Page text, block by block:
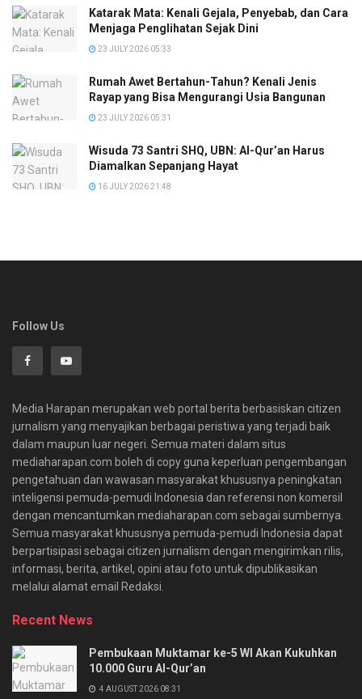
Katarak Mata: Kenali Gejala, Penyebab, dan Cara
Menjaga Penglihatan Sejak Dini
23 JULY 2026 05:33
Rumah Awet Bertahun-Tahun? Kenali Jenis
Rayap yang Bisa Mengurangi Usia Bangunan
23 JULY 2026 05:31
Wisuda 73 Santri SHQ, UBN: Al-Qur’an Harus
Diamalkan Sepanjang Hayat
16 JULY 2026 21:48
Follow Us
Media Harapan merupakan web portal berita berbasiskan citizen
jurnalism yang menyajikan berbagai peristiwa yang terjadi baik
dalam maupun luar negeri. Semua materi dalam situs
mediaharapan.com boleh di copy guna keperluan pengembangan
pengetahuan dan wawasan masyarakat khususnya peningkatan
inteligensi pemuda-pemudi Indonesia dan referensi non komersil
dengan mencantumkan mediaharapan.com sebagai sumbernya.
Semua masyarakat khususnya pemuda-pemudi Indonesia dapat
berpartisipasi sebagai citizen jurnalism dengan mengirimkan rilis,
informasi, berita, artikel, opini atau foto untuk dipublikasikan
melalui alamat email Redaksi.
Recent News
Pembukaan Muktamar ke-5 WI Akan Kukuhkan
10.000 Guru Al-Qur’an
4 AUGUST 2026 08:31